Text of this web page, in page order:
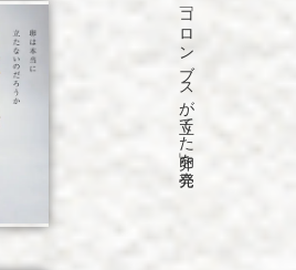
「コロンブスが立てた卵」を発売